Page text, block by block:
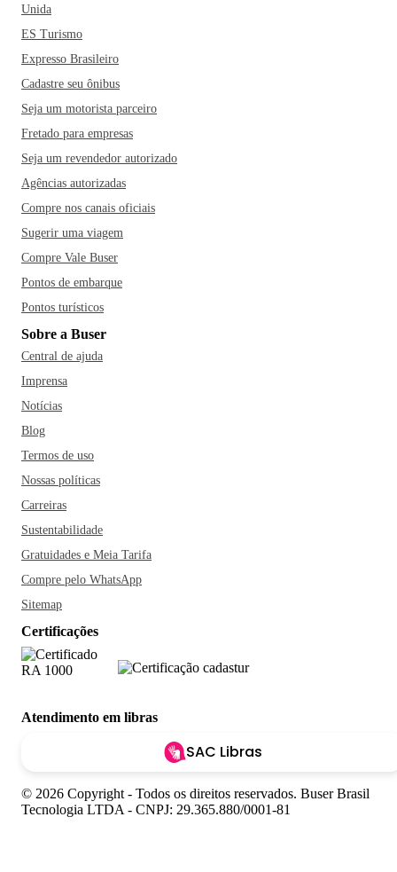
Unida
ES Turismo
Expresso Brasileiro
Cadastre seu ônibus
Seja um motorista parceiro
Fretado para empresas
Seja um revendedor autorizado
Agências autorizadas
Compre nos canais oficiais
Sugerir uma viagem
Compre Vale Buser
Pontos de embarque
Pontos turísticos
Sobre a Buser
Central de ajuda
Imprensa
Notícias
Blog
Termos de uso
Nossas políticas
Carreiras
Sustentabilidade
Gratuidades e Meia Tarifa
Compre pelo WhatsApp
Sitemap
Certificações
Atendimento em libras
SAC Libras
© 2026 Copyright - Todos os direitos reservados. Buser Brasil
Tecnologia LTDA - CNPJ: 29.365.880/0001-81